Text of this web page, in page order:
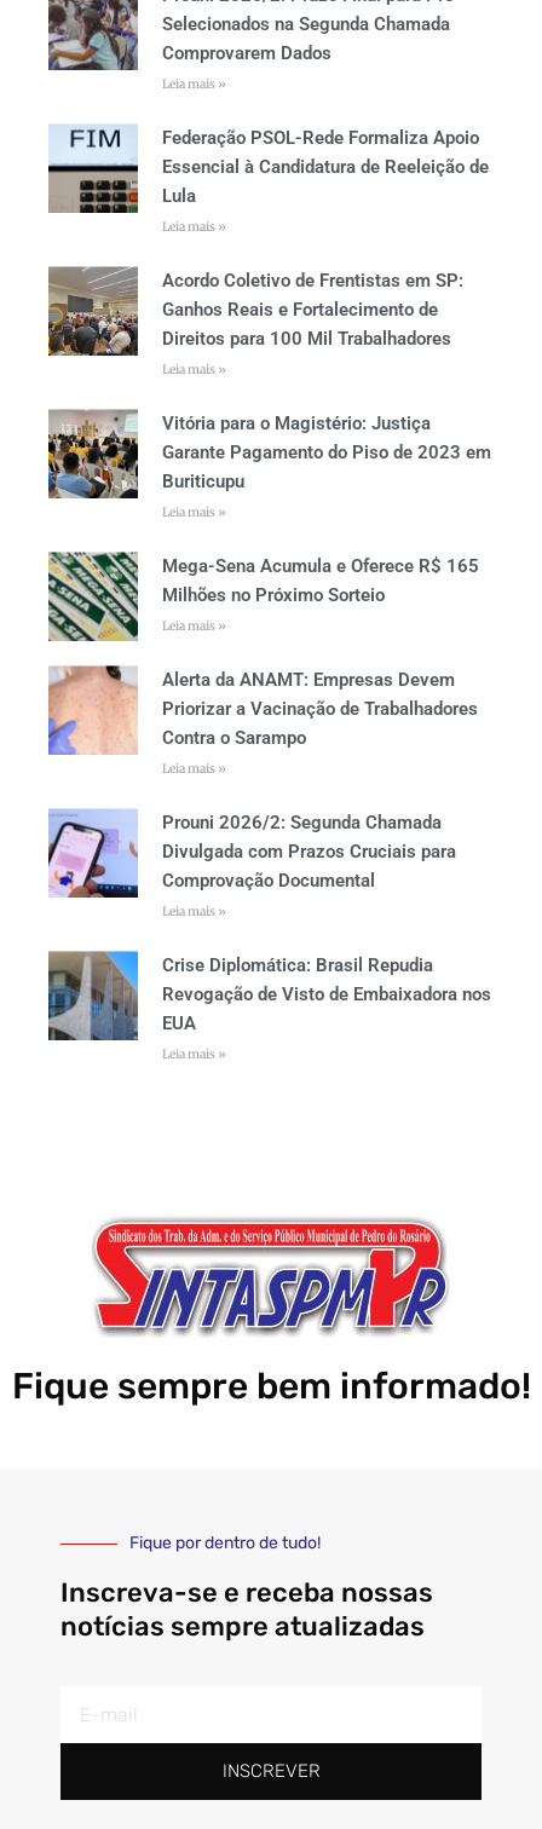
Selecionados na Segunda Chamada
Comprovarem Dados
Leia mais »
Federação PSOL-Rede Formaliza Apoio
Essencial à Candidatura de Reeleição de
Lula
Leia mais »
Acordo Coletivo de Frentistas em SP:
Ganhos Reais e Fortalecimento de
Direitos para 100 Mil Trabalhadores
Leia mais »
Vitória para o Magistério: Justiça
Garante Pagamento do Piso de 2023 em
Buriticupu
Leia mais »
Mega-Sena Acumula e Oferece R$ 165
Milhões no Próximo Sorteio
Leia mais »
Alerta da ANAMT: Empresas Devem
Priorizar a Vacinação de Trabalhadores
Contra o Sarampo
Leia mais »
Prouni 2026/2: Segunda Chamada
Divulgada com Prazos Cruciais para
Comprovação Documental
Leia mais »
Crise Diplomática: Brasil Repudia
Revogação de Visto de Embaixadora nos
EUA
Leia mais »
Fique sempre bem informado!
Fique por dentro de tudo!
Inscreva-se e receba nossas
notícias sempre atualizadas
mail
INSCREVER